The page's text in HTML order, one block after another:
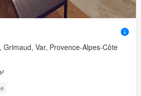
Grimaud, Var, Provence-Alpes-Côte